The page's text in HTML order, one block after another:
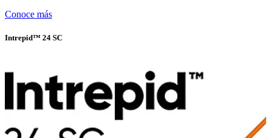
Conoce más
Intrepid™ 24 SC